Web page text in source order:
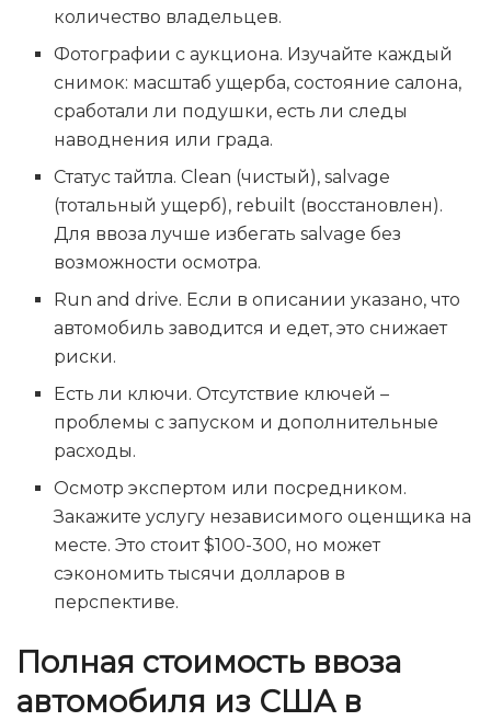
количество владельцев.
Фотографии с аукциона. Изучайте каждый
снимок: масштаб ущерба, состояние салона,
сработали ли подушки, есть ли следы
наводнения или града.
Статус тайтла. Clean (чистый), salvage
(тотальный ущерб), rebuilt (восстановлен).
Для ввоза лучше избегать salvage без
возможности осмотра.
Run and drive. Если в описании указано, что
автомобиль заводится и едет, это снижает
риски.
Есть ли ключи. Отсутствие ключей –
проблемы с запуском и дополнительные
расходы.
Осмотр экспертом или посредником.
Закажите услугу независимого оценщика на
месте. Это стоит $100-300, но может
сэкономить тысячи долларов в
перспективе.
Полная стоимость ввоза
автомобиля из США в